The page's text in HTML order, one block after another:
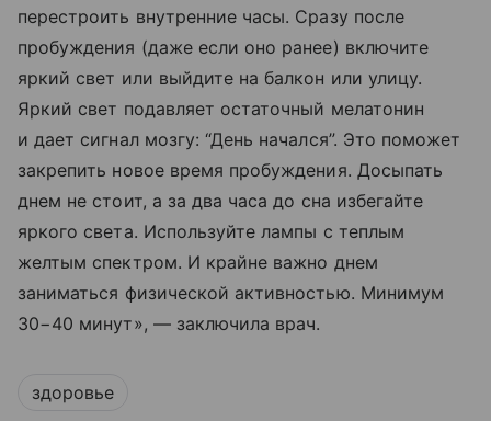
перестроить внутренние часы. Сразу после
пробуждения (даже если оно ранее) включите
яркий свет или выйдите на балкон или улицу.
Яркий свет подавляет остаточный мелатонин
и дает сигнал мозгу: “День начался”. Это поможет
закрепить новое время пробуждения. Досыпать
днем не стоит, а за два часа до сна избегайте
яркого света. Используйте лампы с теплым
желтым спектром. И крайне важно днем
заниматься физической активностью. Минимум
30−40 минут», — заключила врач.
здоровье